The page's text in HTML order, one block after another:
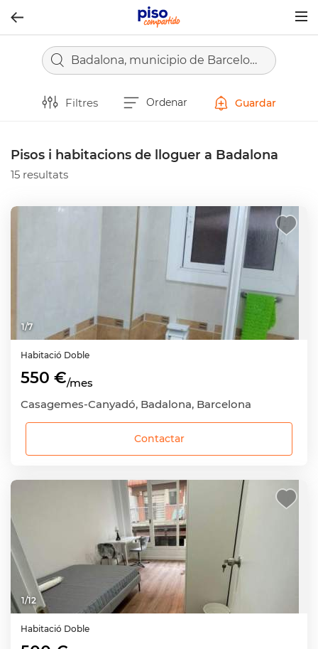
Badalona, municipio de Barcelona
Filtres Ordenar Guardar
Pisos i habitacions de lloguer a Badalona
15 resultats
1/7
Habitació Doble
550 €/mes
Casagemes-Canyadó, Badalona, Barcelona
Contactar
1/12
Habitació Doble